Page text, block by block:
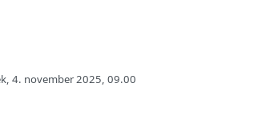
4. november 2025, 09.00